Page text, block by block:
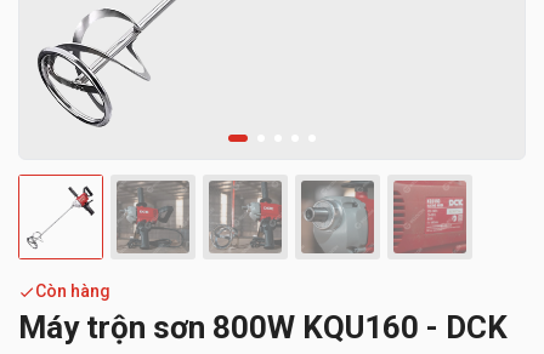
Còn hàng
Máy trộn sơn 800W KQU160 - DCK